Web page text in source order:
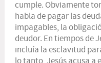
cumple. Obviamente
habla de pagar las
impagables, la
deudor. En tiempos de
incluía la esclavitud